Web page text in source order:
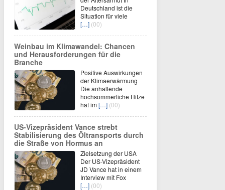
Deutschland ist die
Situation für viele
[…] (00)
Weinbau im Klimawandel: Chancen
und Herausforderungen für die
Branche
Positive Auswirkungen
der Klimaerwärmung
Die anhaltende
hochsommerliche Hitze
hat im[…] (00)
US-Vizepräsident Vance strebt
Stabilisierung des Öltransports durch
die Straße von Hormus an
Zielsetzung der USA
Der US-Vizepräsident
JD Vance hat in einem
Interview mit Fox
[…] (00)